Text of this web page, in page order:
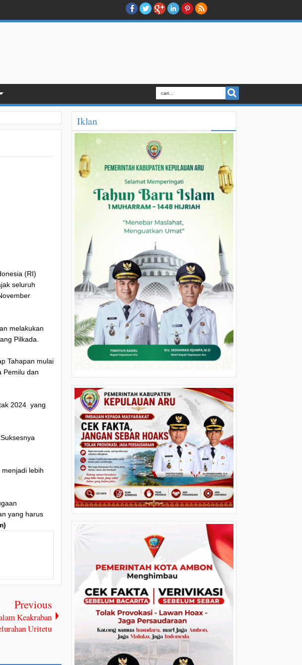
(RI)
seluruh
melakukan
Pilkada.
Tahapan mulai
Pemilu dan
2024 yang
lebih
yang harus
Previous
Keakraban
Uritetu
Iklan